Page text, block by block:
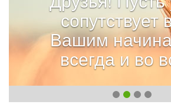
сопутствует
Вашим
всегда и во